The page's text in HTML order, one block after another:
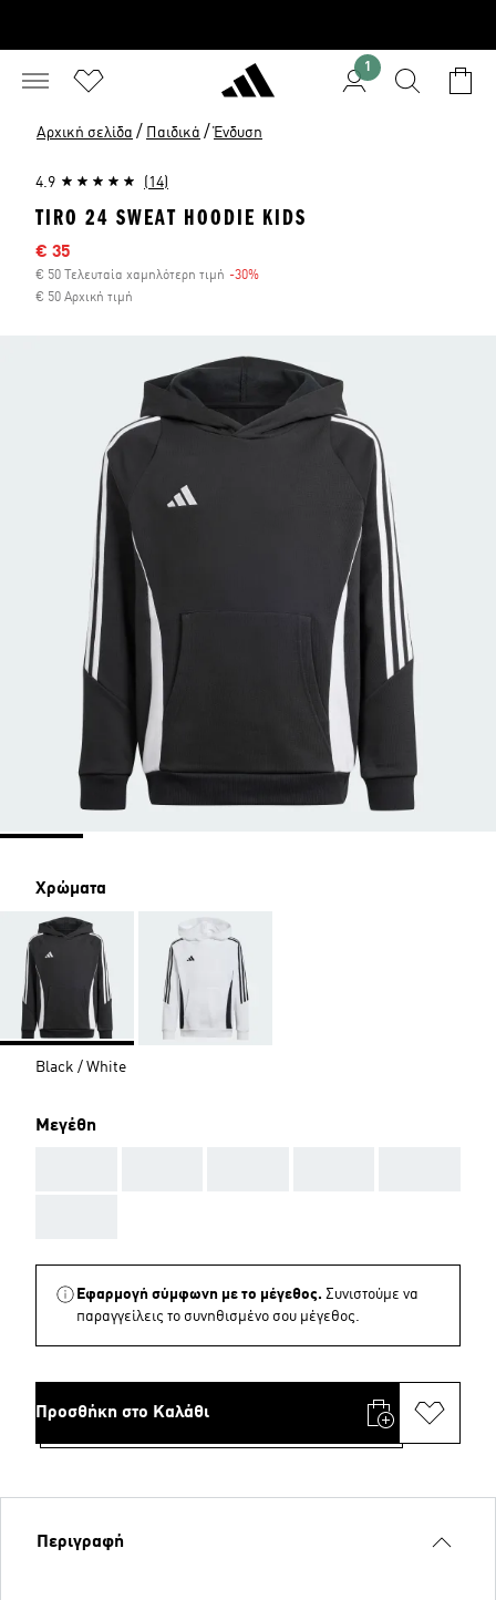
1
Αρχική σελίδα / Παιδικά / Ένδυση
4.9 (14)
TIRO 24 SWEAT HOODIE KIDS
Τιμή έκπτωσης
€ 35
€ 50 Τελευταία χαμηλότερη τιμή -30%
€ 50 Αρχική τιμή
Χρώματα
Black / White
Μεγέθη
Εφαρμογή σύμφωνη με το μέγεθος. Συνιστούμε να
παραγγείλεις το συνηθισμένο σου μέγεθος.
Προσθήκη στο Καλάθι
Περιγραφή